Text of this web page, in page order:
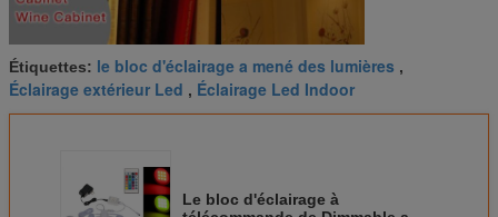
Étiquettes: le bloc d'éclairage a mené des lumières ,
Éclairage extérieur Led , Éclairage Led Indoor
Le bloc d'éclairage à